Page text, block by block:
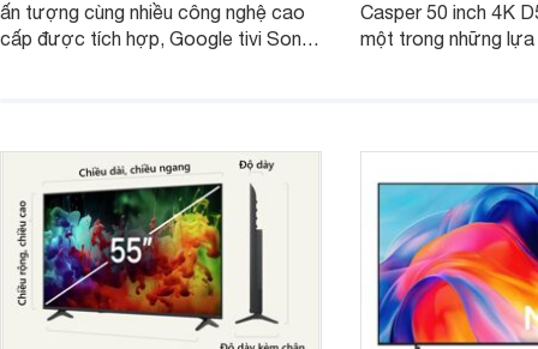
ấn tượng cùng nhiều công nghệ cao
cấp được tích hợp, Google tivi Sony
Casper 50 inch 4K
một trong những lựa